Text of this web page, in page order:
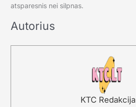
atsparesnis nei silpnas.
Autorius
KTC Redakcija